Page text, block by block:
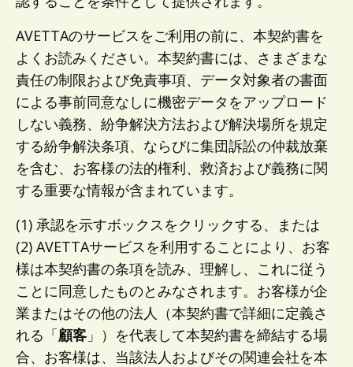
AVETTAのサービスをご利用の前に、本契約書を
よくお読みください。本契約書には、さまざまな
責任の制限および免責事項、データ対象者の書面
による事前同意なしに機密データをアップロード
しない義務、紛争解決方法および解決場所を規定
する紛争解決条項、ならびに集団訴訟の仲裁放棄
を含む、お客様の法的権利、救済および義務に関
する重要な情報が含まれています。
(1) 承認を示すボックスをクリックする、または
(2) AVETTAサービスを利用することにより、お客
様は本契約書の条項を読み、理解し、これに従う
ことに同意したものとみなされます。お客様が企
業またはその他の法人（本契約書で詳細に定義さ
れる「顧客 」）を代表して本契約書を締結する場
合、お客様は、当該法人およびその関連会社を本